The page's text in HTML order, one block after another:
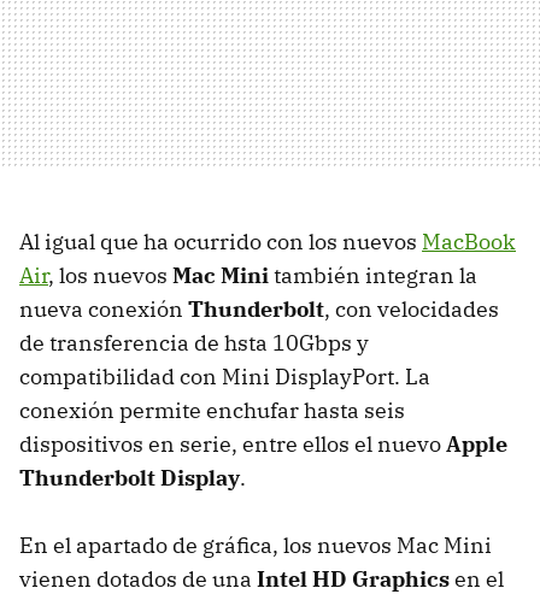
Al igual que ha ocurrido con los nuevos MacBook
Air, los nuevos Mac Mini también integran la
nueva conexión Thunderbolt, con velocidades
de transferencia de hsta 10Gbps y
compatibilidad con Mini DisplayPort. La
conexión permite enchufar hasta seis
dispositivos en serie, entre ellos el nuevo Apple
Thunderbolt Display.
En el apartado de gráfica, los nuevos Mac Mini
vienen dotados de una Intel HD Graphicsen el